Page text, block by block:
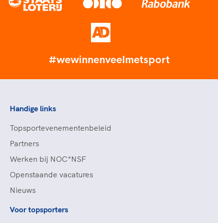
#wewinnenveelmetsport
Handige links
Topsportevenementenbeleid
Partners
Werken bij NOC*NSF
Openstaande vacatures
Nieuws
Voor topsporters